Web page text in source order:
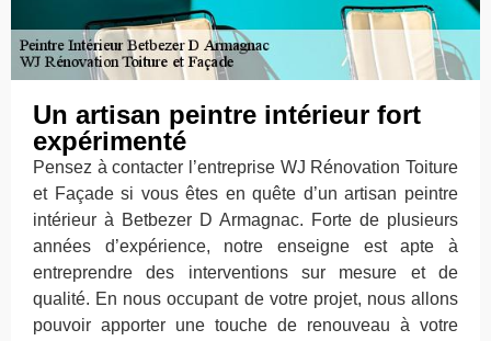
Un artisan peintre intérieur fort
expérimenté
Pensez à contacter l’entreprise WJ Rénovation Toiture
et Façade si vous êtes en quête d’un artisan peintre
intérieur à Betbezer D Armagnac. Forte de plusieurs
années d’expérience, notre enseigne est apte à
entreprendre des interventions sur mesure et de
qualité. En nous occupant de votre projet, nous allons
pouvoir apporter une touche de renouveau à votre